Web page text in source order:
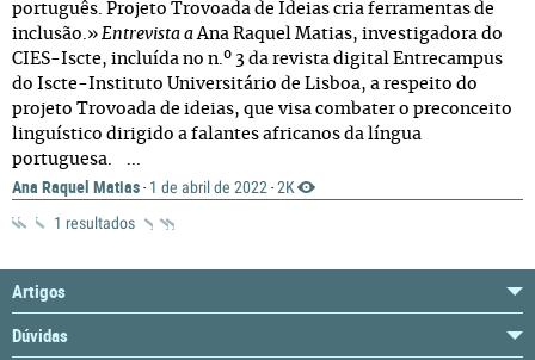
português. Projeto Trovoada de Ideias cria ferramentas de
inclusão.» Entrevista aAna Raquel Matias, investigadora do
CIES-Iscte, incluída no n.º 3 da revista digital Entrecampus
do Iscte-Instituto Universitário de Lisboa, a respeito do
projeto Trovoada de ideias, que visa combater o preconceito
linguístico dirigido a falantes africanos da língua
portuguesa. ...
Ana Raquel Matias · 1 de abril de 2022 · 2K
1 resultados
Artigos
Dúvidas